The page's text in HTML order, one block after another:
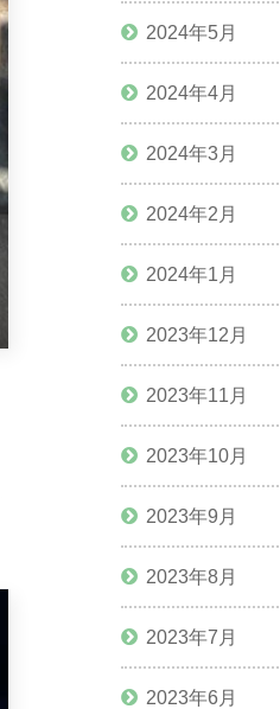
2024年5月
2024年4月
2024年3月
2024年2月
2024年1月
2023年12月
2023年11月
2023年10月
2023年9月
2023年8月
2023年7月
2023年6月